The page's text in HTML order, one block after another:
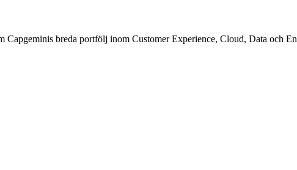
Capgeminis breda portfölj inom Customer Experience, Cloud, Data och